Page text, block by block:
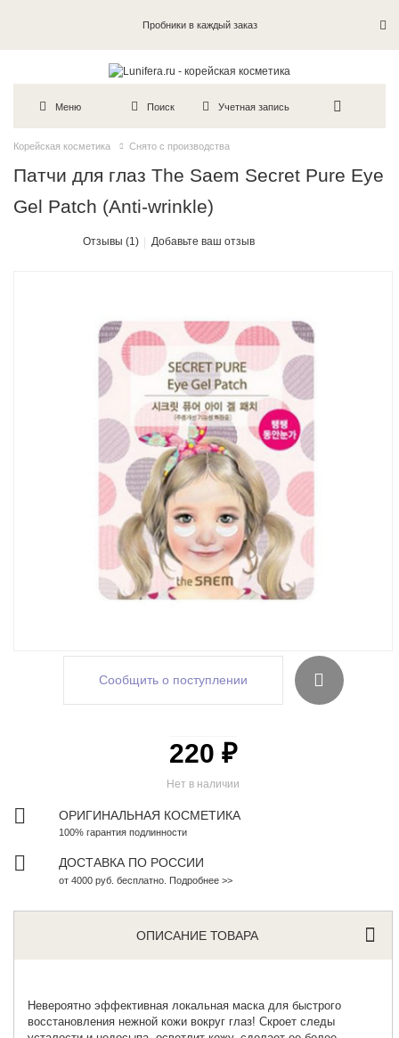
Пробники в каждый заказ
Меню Поиск Учетная запись
Корейская косметика Снято с производства
Патчи для глаз The Saem Secret Pure Eye
Gel Patch (Anti-wrinkle)
Отзывы (1) Добавьте ваш отзыв
Сообщить о поступлении
Нет в наличии
220 ₽
ОРИГИНАЛЬНАЯ КОСМЕТИКА
100% гарантия подлинности
ДОСТАВКА ПО РОССИИ
от 4000 руб. бесплатно. Подробнее >>
ОПИСАНИЕ ТОВАРА
Невероятноэффективная локальная маска для быстрого
восстановления нежной кожи вокруг глаз! Скроет следы